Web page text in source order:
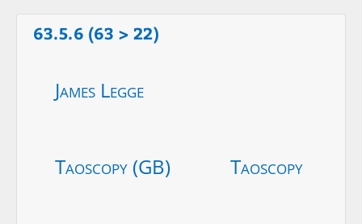
63.5.6 (63 > 22)
James Legge
Taoscopy (GB) Taoscopy